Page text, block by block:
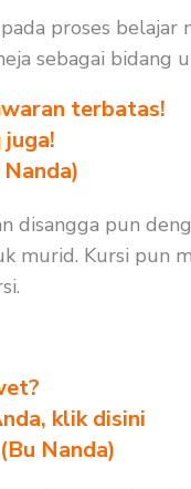
proses belajar
sebagai bidang
terbatas!
pun
Kursi pun
klik disini
Nanda)